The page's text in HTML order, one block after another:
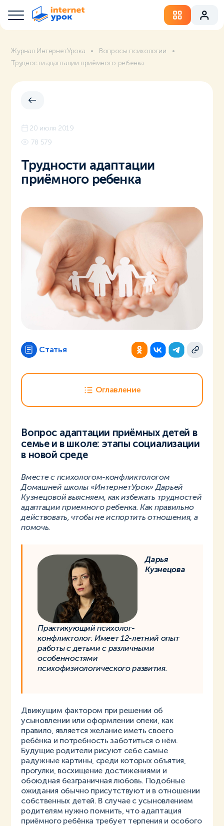
Журнал ИнтернетУрока
Вопросы психологии
Трудности адаптации приёмного ребенка
20 июля 2019
78 579
Трудности адаптации
приёмного ребенка
Статья
Оглавление
Вопрос адаптации приёмных детей в
семье и в школе: этапы социализации
в новой среде
Вместе с психологом-конфликтологом
Домашней школы «ИнтернетУрок» Дарьей
Кузнецовой выясняем, как избежать трудностей
адаптации приемного ребенка. Как правильно
действовать, чтобы не испортить отношения, а
помочь.
Дарья
Кузнецова
Практикующий психолог-
конфликтолог. Имеет 12-летний опыт
работы с детьми с различными
особенностями
психофизиологического развития.
Движущим фактором при решении об
усыновлении или оформлении опеки, как
правило, является желание иметь своего
ребёнка и потребность заботиться о нём.
Будущие родители рисуют себе самые
радужные картины, среди которых объятия,
прогулки, восхищение достижениями и
обоюдная безграничная любовь. Подобные
ожидания обычно присутствуют и в отношении
собственных детей. В случае с усыновлением
родителям нужно помнить, что адаптация
приёмного ребёнка требует терпения и особого